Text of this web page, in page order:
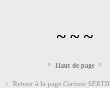
~ ~ ~
^ Haut de page ^
> Retour à la page Corinne